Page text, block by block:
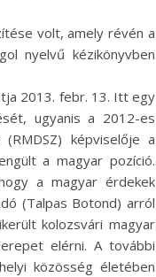
volt, amely révén a
nyelvű kézikönyvben
2013. febr. 13. Itt egy
ugyanis a 2012-es
képviselője a
a magyar pozíció.
a magyar érdekek
(Talpas Botond) arról
kolozsvári magyar
elérni. A további
közösség életében